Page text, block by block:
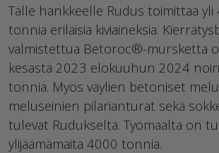
Tälle hankkeelle Rudus toimittaa yli
tonnia erilaisia kiviaineksia.
valmistettua Betoroc®-mursketta
kesästä 2023 elokuuhun 2024
tonnia. Myös väylien betoniset
meluseinien pilarianturat sekä
tulevat Rudukselta. Työmaalta on
ylijäämämaita 4000 tonnia.